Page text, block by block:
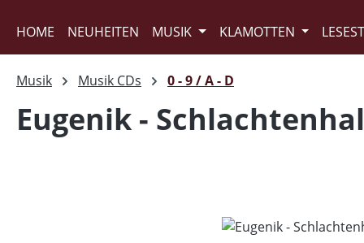
HOME NEUHEITEN MUSIK KLAMOTTEN
Musik Musik CDs 0 - 9 / A - D
Eugenik -